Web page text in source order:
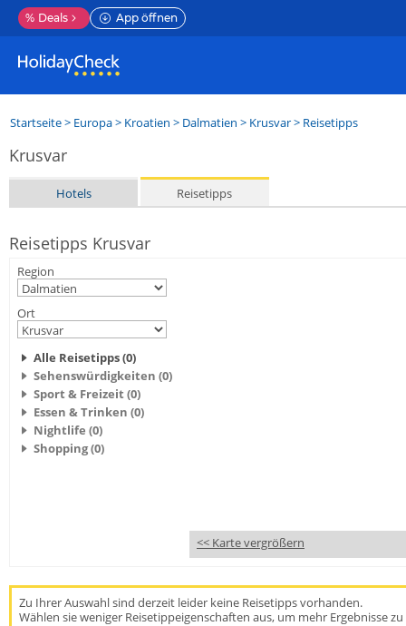
% Deals App öffnen
Startseite> Europa> Kroatien > Dalmatien > Krusvar> Reisetipps
Krusvar
Hotels Reisetipps
Reisetipps Krusvar
Region
Ort
Alle Reisetipps (0)
Sehenswürdigkeiten (0)
Sport & Freizeit (0)
Essen & Trinken (0)
Nightlife (0)
Shopping (0)
<< Karte vergrößern
Zu Ihrer Auswahl sind derzeit leider keine Reisetipps vorhanden.
Wählen sie weniger Reisetippeigenschaften aus, um mehr Ergebnisse